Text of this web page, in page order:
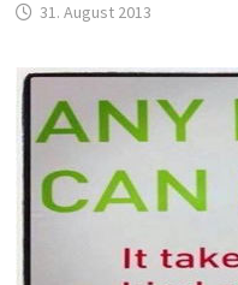
31. August 2013